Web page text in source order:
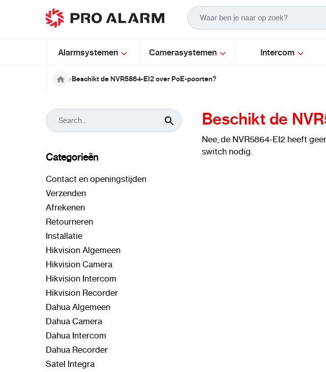
Ga naar de inhoud
Alarmsystemen Camerasystemen Intercom
Beschikt de NVR5864-EI2 over PoE-poorten?
Beschikt de
Nee, de NVR5864-EI2 heeft
switch nodig.
Categorieën
Contact en openingstijden
Verzenden
Afrekenen
Retourneren
Installatie
Hikvision Algemeen
Hikvision Camera
Hikvision Intercom
Hikvision Recorder
Dahua Algemeen
Dahua Camera
Dahua Intercom
Dahua Recorder
Satel Integra